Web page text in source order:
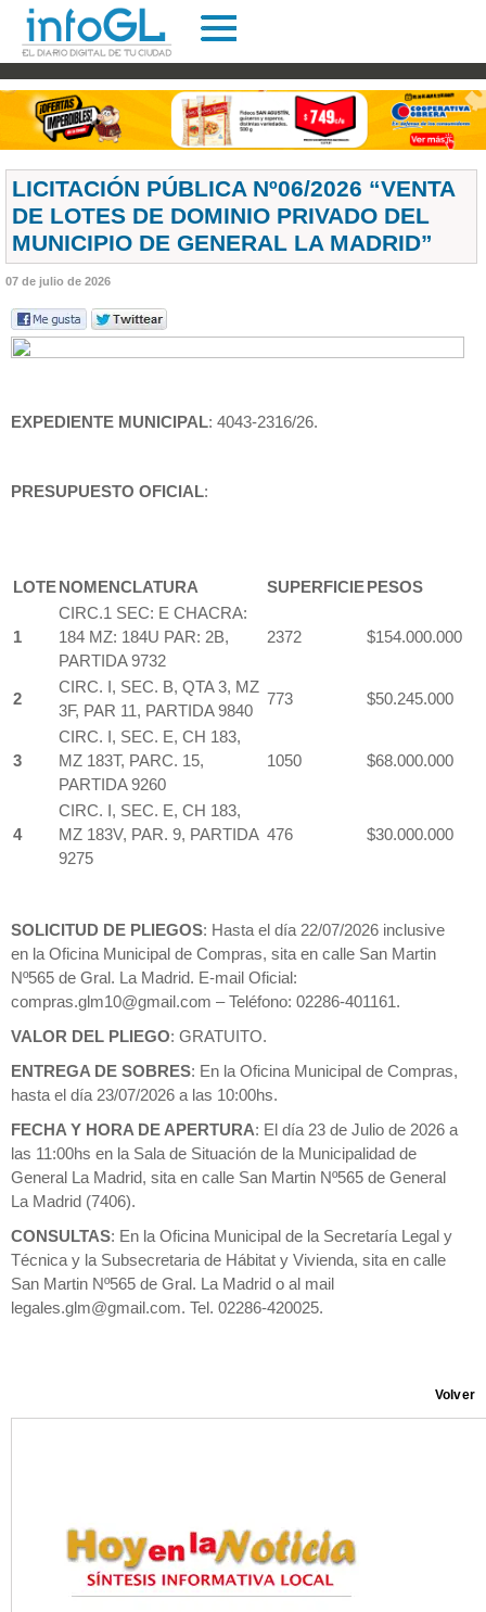
LICITACIÓN PÚBLICA Nº06/2026 “VENTA
DE LOTES DE DOMINIO PRIVADO DEL
MUNICIPIO DE GENERAL LA MADRID”
07 de julio de 2026
EXPEDIENTE MUNICIPAL: 4043-2316/26.
PRESUPUESTO OFICIAL:
LOTE NOMENCLATURA SUPERFICIE PESOS
1
CIRC.1 SEC: E CHACRA:
184 MZ: 184U PAR: 2B,
PARTIDA 9732
2372 $154.000.000
2
CIRC. I, SEC. B, QTA 3, MZ
3F, PAR 11, PARTIDA 9840
773 $50.245.000
3
CIRC. I, SEC. E, CH 183,
MZ 183T, PARC. 15,
PARTIDA 9260
1050 $68.000.000
4
CIRC. I, SEC. E, CH 183,
MZ 183V, PAR. 9, PARTIDA
9275
476 $30.000.000
SOLICITUD DE PLIEGOS: Hasta el día 22/07/2026 inclusive
en la Oficina Municipal de Compras, sita en calle San Martin
Nº565 de Gral. La Madrid. E-mail Oficial:
compras.glm10@gmail.com – Teléfono: 02286-401161.
VALOR DEL PLIEGO: GRATUITO.
ENTREGA DE SOBRES: En la Oficina Municipal de Compras,
hasta el día 23/07/2026 a las 10:00hs.
FECHA Y HORA DE APERTURA: El día 23 de Julio de 2026 a
las 11:00hs en la Sala de Situación de la Municipalidad de
General La Madrid, sita en calle San Martin Nº565 de General
La Madrid (7406).
CONSULTAS: En la Oficina Municipal de la Secretaría Legal y
Técnica y la Subsecretaria de Hábitat y Vivienda, sita en calle
San Martin Nº565 de Gral. La Madrid o al mail
legales.glm@gmail.com. Tel. 02286-420025.
Volver